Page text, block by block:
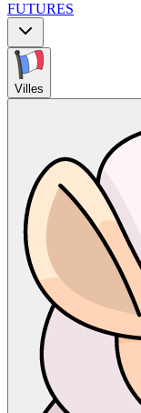
FUTURES
Villes